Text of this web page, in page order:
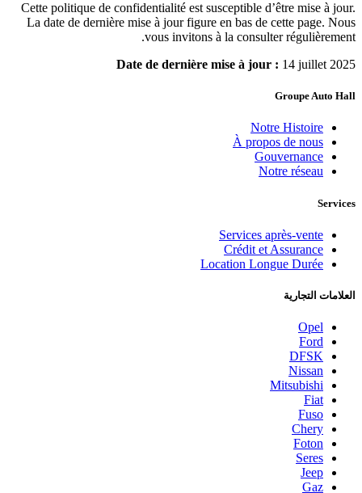
Cette politique de confidentialité est susceptible d’être mise à jour.
La date de dernière mise à jour figure en bas de cette page. Nous
vous invitons à la consulter régulièrement.
Date de dernière mise à jour : 14 juillet 2025
Groupe Auto Hall
Notre Histoire
À propos de nous
Gouvernance
Notre réseau
Services
Services après-vente
Crédit et Assurance
Location Longue Durée
العلامات التجارية
Opel
Ford
DFSK
Nissan
Mitsubishi
Fiat
Fuso
Chery
Foton
Seres
Jeep
Gaz